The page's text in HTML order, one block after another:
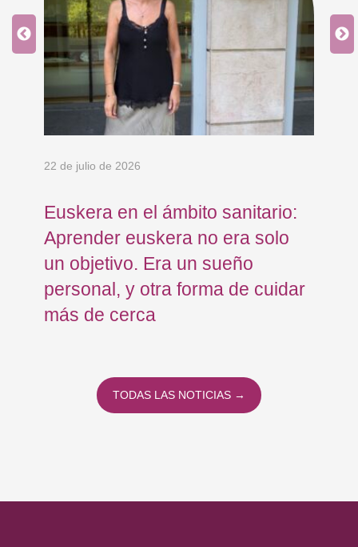
22 de julio de 2026
Euskera en el ámbito sanitario:
Aprender euskera no era solo
un objetivo. Era un sueño
personal, y otra forma de cuidar
más de cerca
TODAS LAS NOTICIAS →